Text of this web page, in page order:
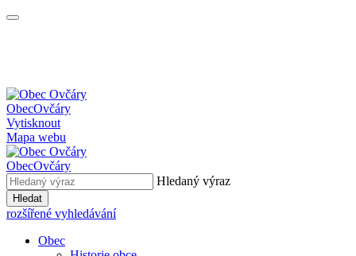
ObecOvčáry
Vytisknout
Mapa webu
ObecOvčáry
Hledaný výraz
Hledat
rozšířené vyhledávání
Obec